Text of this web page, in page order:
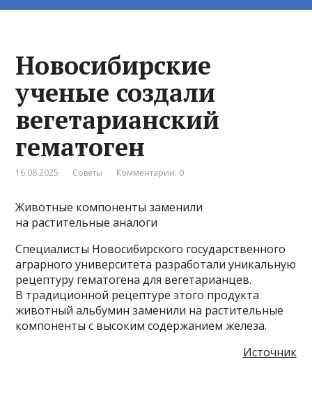
Новосибирские
ученые создали
вегетарианский
гематоген
16.08.2025 Советы Комментарии: 0
Животные компоненты заменили
на растительные аналоги
Специалисты Новосибирского государственного
аграрного университета разработали уникальную
рецептуру гематогена для вегетарианцев.
В традиционной рецептуре этого продукта
животный альбумин заменили на растительные
компоненты с высоким содержанием железа.
Источник